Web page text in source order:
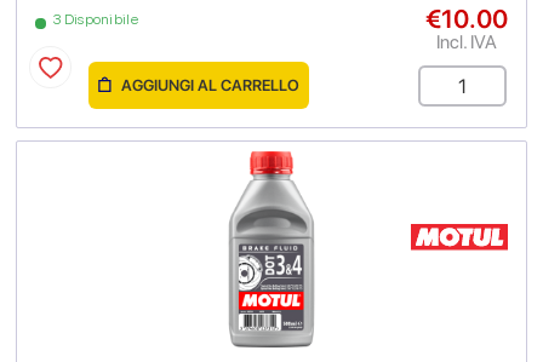
3 Disponibile €10.00
Incl. IVA
AGGIUNGI AL CARRELLO